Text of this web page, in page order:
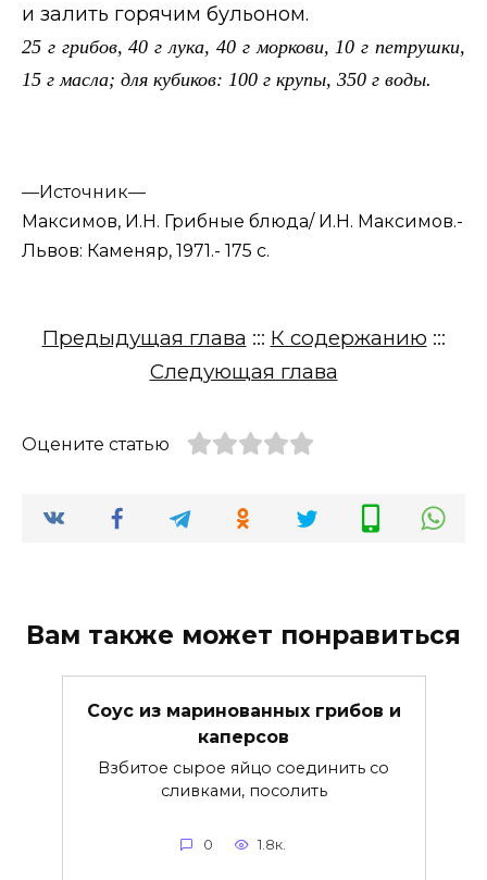
и залить горячим бульоном.
25 г грибов, 40 г лука, 40 г моркови, 10 г петрушки,
15 г масла; для кубиков: 100 г крупы, 350 г воды.
—Источник—
Максимов, И.Н. Грибные блюда/ И.Н. Максимов.-
Львов: Каменяр, 1971.- 175 с.
Предыдущая глава ::: К содержанию :::
Следующая глава
Оцените статью
Вам также может понравиться
Соус из маринованных грибов и
каперсов
Взбитое сырое яйцо соединить со
сливками, посолить
0 1.8к.